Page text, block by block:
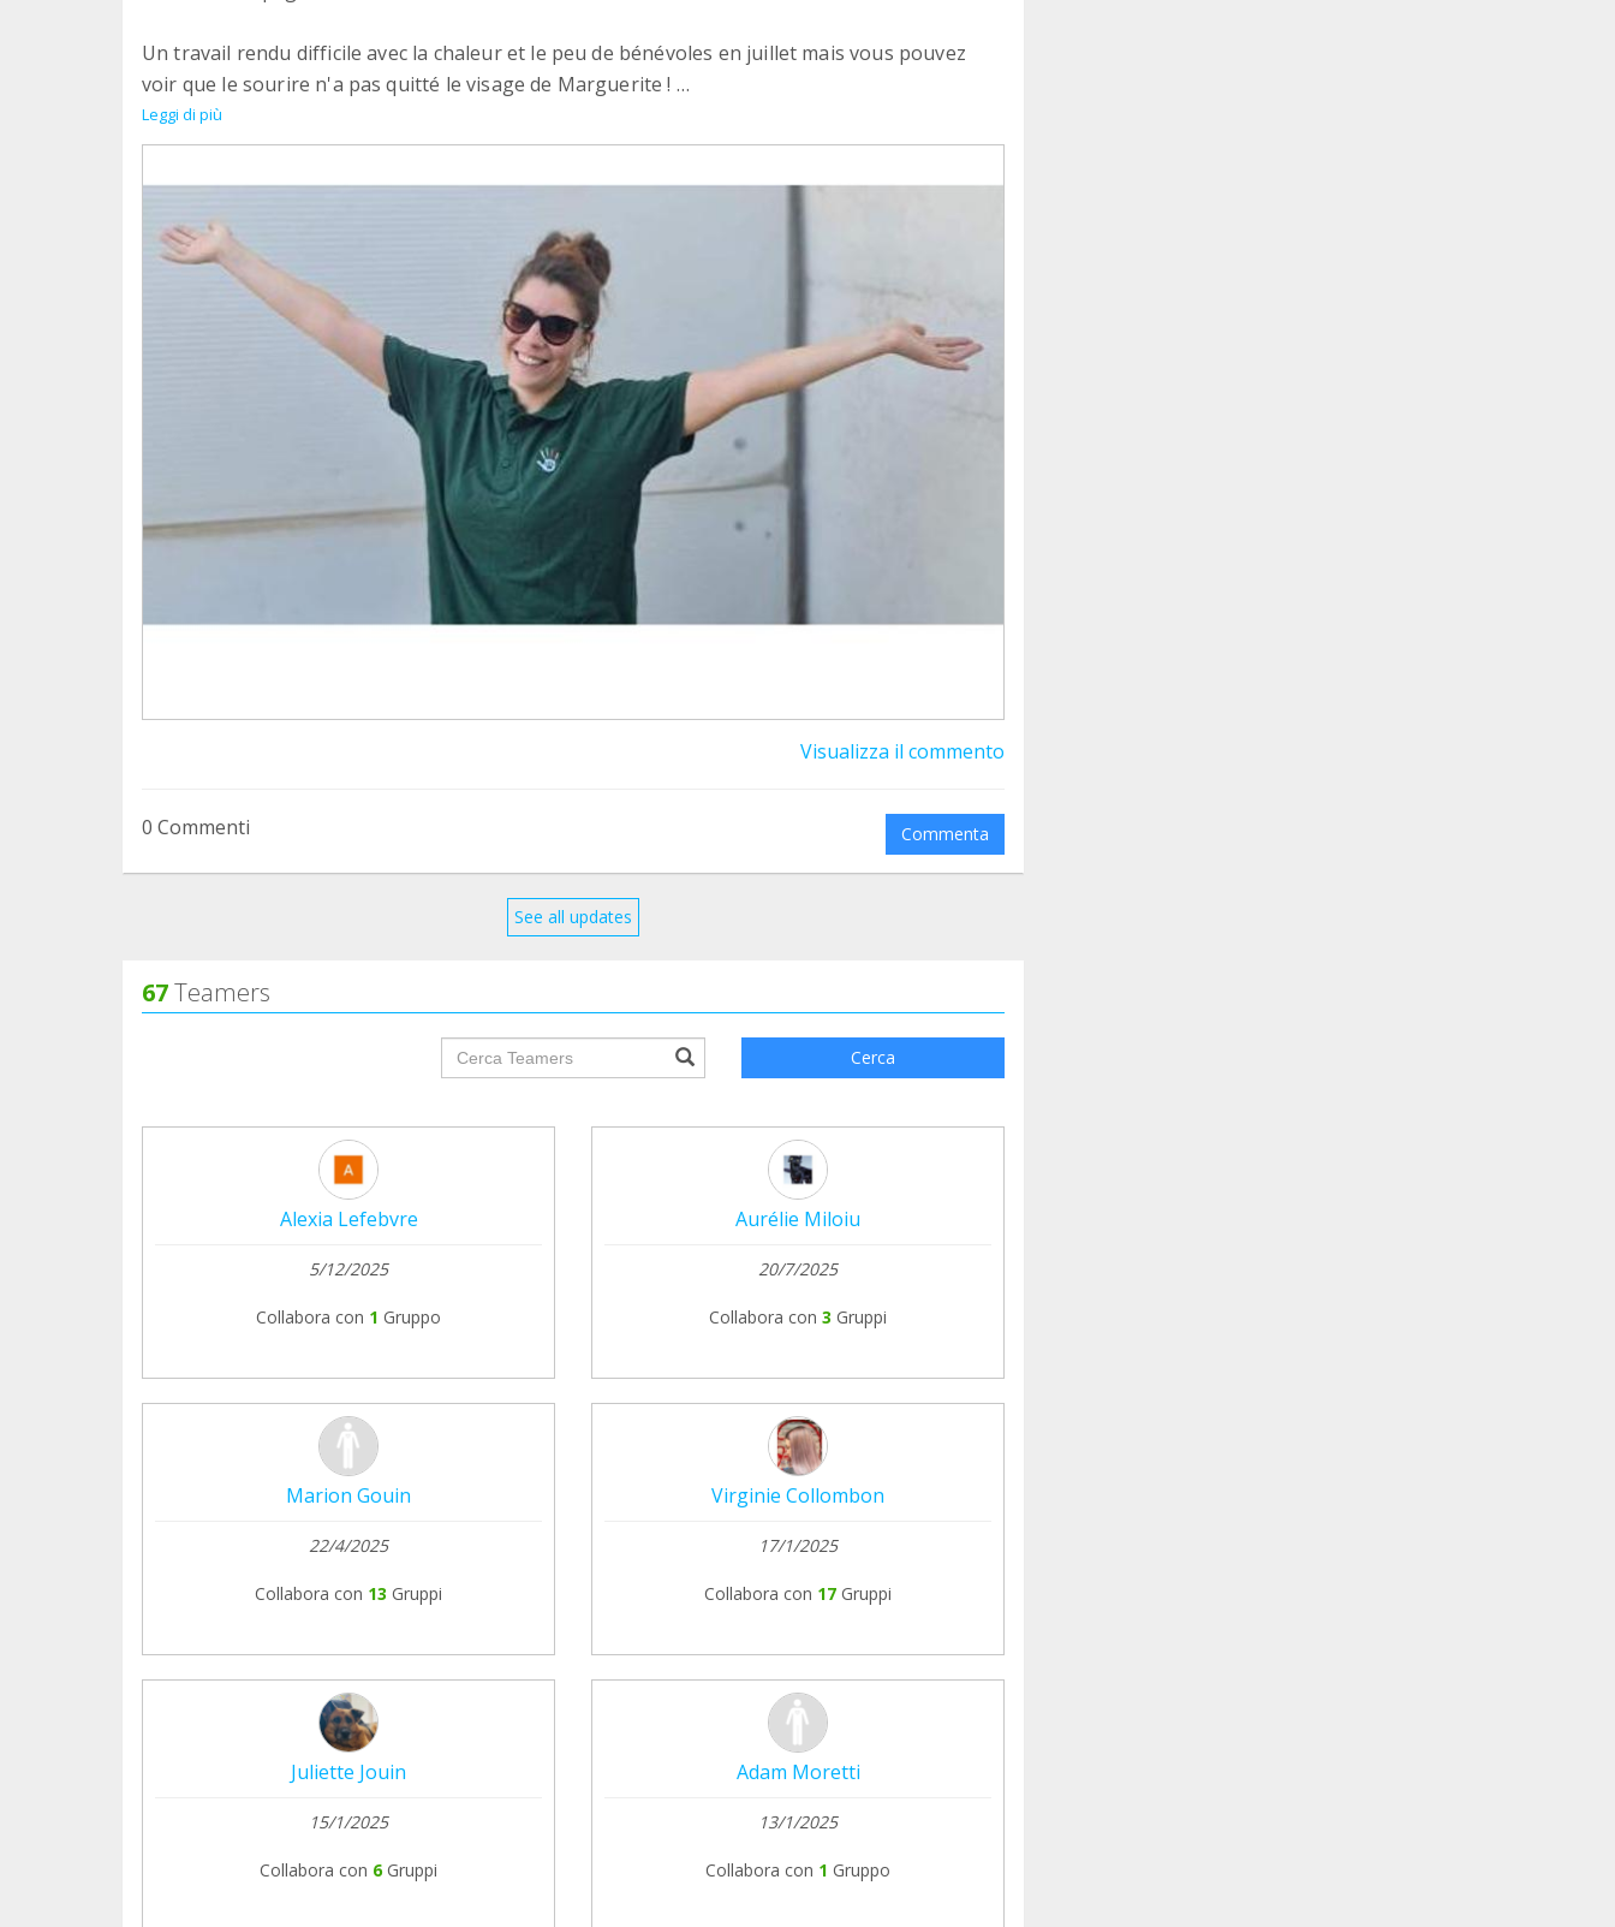
Un travail rendu difficile avec la chaleur et le peu de bénévoles en juillet mais vous pouvez
voir que le sourire n'a pas quitté le visage de Marguerite !
Le bonheur de partager des moments avec les loulous et les bénévoles sur place, d'apporter
aux loulous de l'espoir et de partager tout l'amour qu'ils voudraient tant donner...
Tous ces moments si précieux du bénévolat vous font vite oublier la fatigue et sont le moteur
pour se lever chaque matin pour aller au refuge.
Tina et Elena rejoindront le refuge aujourd'hui, Tina pour 4 semaines de stage et Elena pour
2 semaines de bénévolat. On leur souhaite de belles rencontres et bon courage à tous ces
bénévoles au grand coeur qui donnent de leur temps chaque jour ❤️
Le refuge recherche encore des bénévoles pour les prochains mois alors n'hésitez pas à
nous contacter pour vous inscrire ou pour poser toutes vos questions !
Contact : asso.action.invisible@gmail.com
Leggi di più
Visualizza il commento
0 Commenti Commenta
See all updates
67Teamers
groupProfile.searchForm.search.text??? Cerca
Alexia Lefebvre
5/12/2025
Collabora con 1 Gruppo
Aurélie Miloiu
20/7/2025
Collabora con 3 Gruppi
Marion Gouin
22/4/2025
Collabora con 13 Gruppi
Virginie Collombon
17/1/2025
Collabora con 17 Gruppi
Juliette Jouin
15/1/2025
Collabora con 6 Gruppi
Adam Moretti
13/1/2025
Collabora con 1 Gruppo